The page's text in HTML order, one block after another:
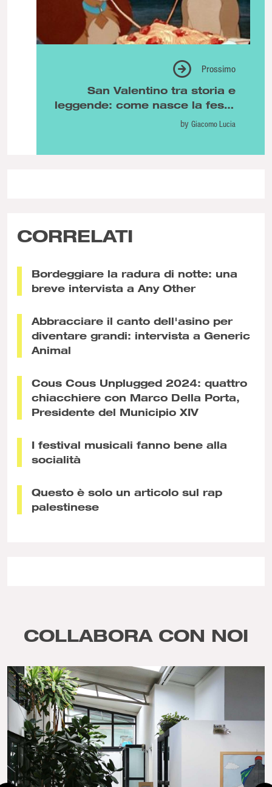
Prossimo
San Valentino tra storia e
leggende: come nasce la festa
degli innamorati
by Giacomo Lucia
CORRELATI
Bordeggiare la radura di notte: una
breve intervista a Any Other
Abbracciare il canto dell'asino per
diventare grandi: intervista a Generic
Animal
Cous Cous Unplugged 2024: quattro
chiacchiere con Marco Della Porta,
Presidente del Municipio XIV
I festival musicali fanno bene alla
socialità
Questo è solo un articolo sul rap
palestinese
COLLABORA CON NOI